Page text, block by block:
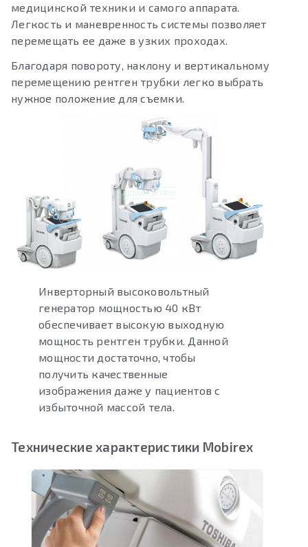
медицинской техники и самого аппарата.
Легкость и маневренность системы позволяет
перемещать ее даже в узких проходах.
Благодаря повороту, наклону и вертикальному
перемещению рентген трубки легко выбрать
нужное положение для съемки.
Инверторный высоковольтный
генератор мощностью 40 кВт
обеспечивает высокую выходную
мощность рентген трубки. Данной
мощности достаточно, чтобы
получить качественные
изображения даже у пациентов с
избыточной массой тела.
Технические характеристики Mobirex